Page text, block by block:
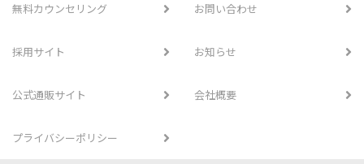
無料カウンセリング お問い合わせ
採用サイト お知らせ
公式通販サイト 会社概要
プライバシーポリシー